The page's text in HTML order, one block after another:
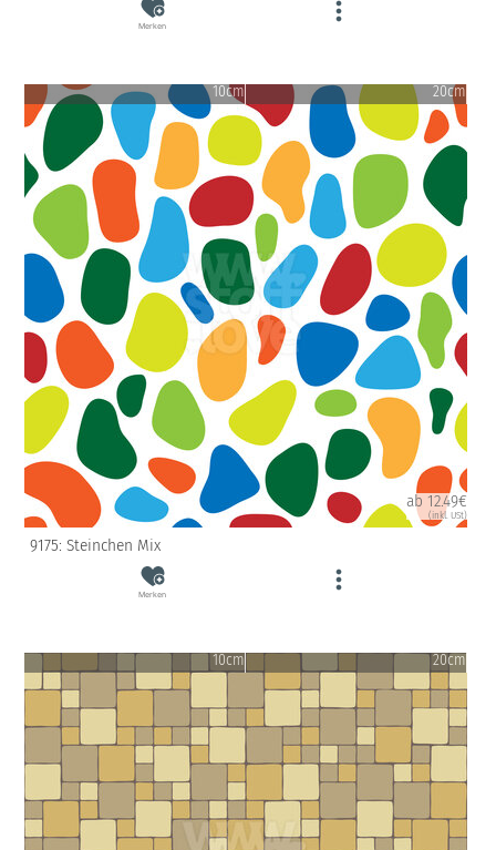
Merken
10cm 20cm
ab 12.49€
(inkl. USt)
9175: Steinchen Mix
Merken
10cm 20cm